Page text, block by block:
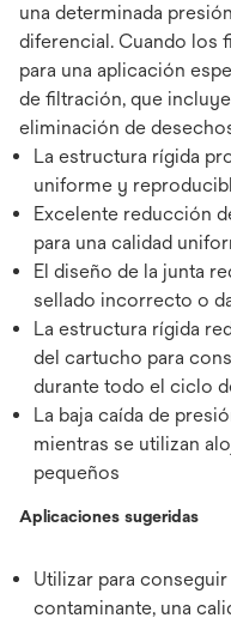
una determinada
diferencial. Cuando los
para una aplicación
de filtración, que
eliminación de
La estructura rígida
uniforme y
Excelente reducción
para una calidad
El diseño de la junta
sellado incorrecto o
La estructura rígida
del cartucho para
durante todo el ciclo
La baja caída de
mientras se utilizan
pequeños
Aplicaciones sugeridas
Utilizar para
contaminante, una